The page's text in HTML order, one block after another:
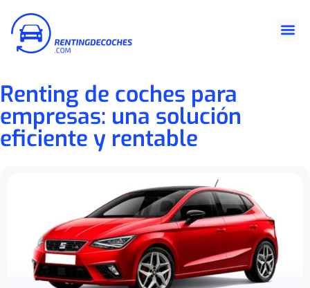
Renting de coches para
empresas: una solución
eficiente y rentable